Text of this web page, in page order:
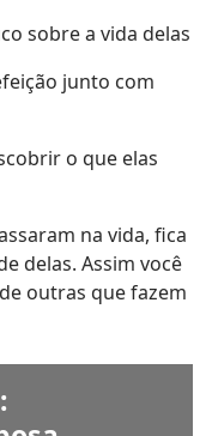
sobre a vida delas
junto com
o que elas
na vida, fica
delas. Assim você
outras que fazem